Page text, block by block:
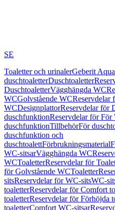
SE
Toaletter och urinalerGeberit
duschtoaletterDuschtoaletter
DuschtoaletterVägghängda WC
WCGolvstående WCReservdelar
WCDesignplattorReservdelar för
duschfunktionReservdelar för För
duschfunktionTillbehörFör
duschfunktion och
duschtoalettFörbrukningsmaterial
WC-sitsarVägghängda WC
WCToaletterReservdelar för
för Golvstående WCToaletter
sitsReservdelar för WC-sitsWC-
toaletterReservdelar för Comfort
toaletterReservdelar för Förhöjda
toaletterComfort WC-sitsar